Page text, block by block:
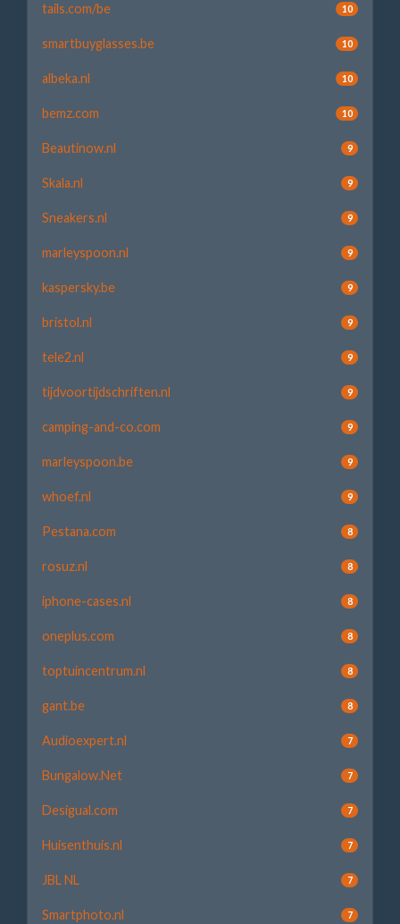
tails.com/be 10
smartbuyglasses.be 10
albeka.nl 10
bemz.com 10
Beautinow.nl 9
Skala.nl 9
Sneakers.nl 9
marleyspoon.nl 9
kaspersky.be 9
bristol.nl 9
tele2.nl 9
tijdvoortijdschriften.nl 9
camping-and-co.com 9
marleyspoon.be 9
whoef.nl 9
Pestana.com 8
rosuz.nl 8
iphone-cases.nl 8
oneplus.com 8
toptuincentrum.nl 8
gant.be 8
Audioexpert.nl 7
Bungalow.Net 7
Desigual.com 7
Huisenthuis.nl 7
JBL NL 7
Smartphoto.nl 7